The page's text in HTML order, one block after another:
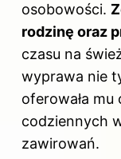
osobowości.
rodzinę oraz
czasu na
wyprawa nie
oferowała
codziennych
zawirowań.